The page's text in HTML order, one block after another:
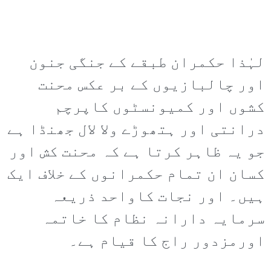
لہٰذا حکمران طبقے کے جنگی جنون
اور چالبازیوں کے بر عکس محنت
کشوں اور کمیونسٹوں کاپرچم
درانتی اور ہتھوڑے ولا لال جھنڈا ہے
جو یہ ظاہر کرتا ہے کہ محنت کش اور
کسان ان تمام حکمرانوں کے خلاف ایک
ہیں۔ اور نجات کاواحد ذریعہ
سرمایہ دارانہ نظام کا خاتمہ
اورمزدور راج کا قیام ہے۔